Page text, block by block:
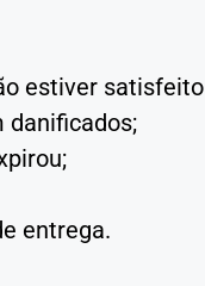
estiver
danificados;
entrega.